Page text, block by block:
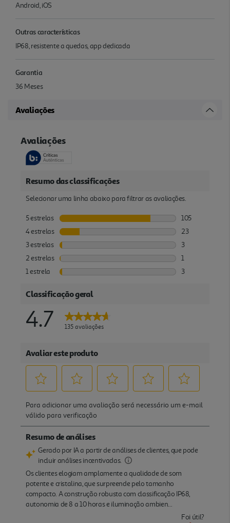
Android, iOS
Outras características
IP68, resistente a quedas, app dedicada
Garantia
36 Meses
Avaliações